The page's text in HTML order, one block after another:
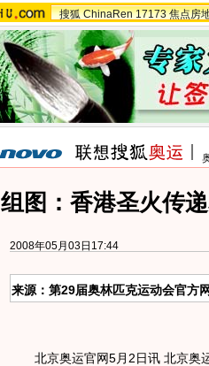
搜狐 ChinaRen 17173 焦点房
组图：香港圣火传
2008年05月03日17:44
来源：第29届奥林匹克运动会官方
北京奥运官网5月2日讯 北京奥